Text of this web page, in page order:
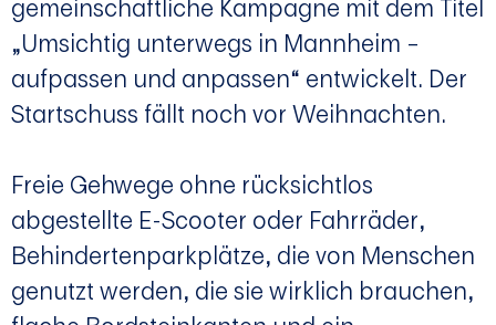
gemeinschaftliche Kampagne mit dem Titel
„Umsichtig unterwegs in Mannheim –
aufpassen und anpassen“ entwickelt. Der
Startschuss fällt noch vor Weihnachten.
Freie Gehwege ohne rücksichtlos
abgestellte E-Scooter oder Fahrräder,
Behindertenparkplätze, die von Menschen
genutzt werden, die sie wirklich brauchen,